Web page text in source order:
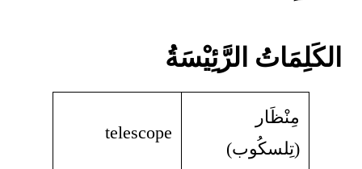
الكَلِمَاتُ الرَّئِيْسَةُ
مِنْظَار
(تِلسكُوب)
telescope